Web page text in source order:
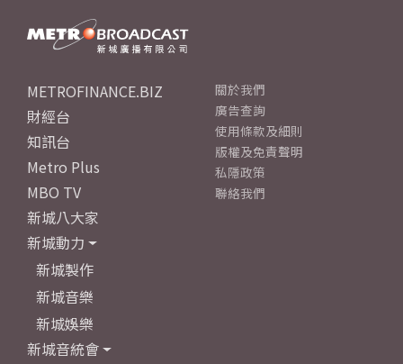
METROFINANCE.BIZ
財經台
知訊台
Metro Plus
MBO TV
新城八大家
新城動力
新城製作
新城音樂
新城娛樂
新城音統會
關於我們
廣告查詢
使用條款及細則
版權及免責聲明
私隱政策
聯絡我們